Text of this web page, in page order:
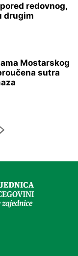
redovnog,
drugim
Mostarskog
sutra